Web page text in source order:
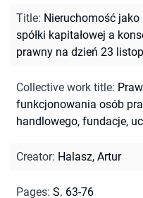
Title: Nieruchomość jako
spółki kapitałowej a
prawny na dzień 23
Collective work title:
funkcjonowania osób
handlowego, fundacje,
Creator: Halasz, Artur
Pages: S. 63-76